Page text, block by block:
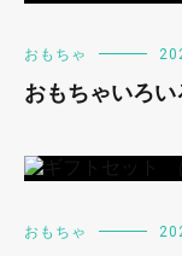
おもちゃ
おもちゃいろ
おもちゃ